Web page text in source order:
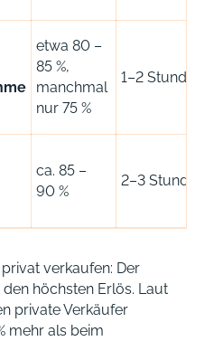
etwa 80 –
85 %,
manchmal
nur 75 %
1–2 Stunden
ca. 85 –
90 %
2–3 Stunden
verkaufen: Der
höchsten Erlös. Laut
private Verkäufer
mehr als beim